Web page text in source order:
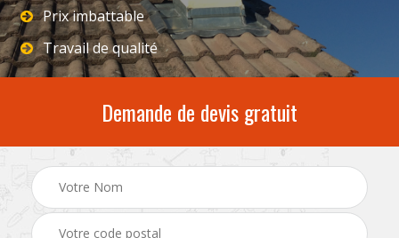
Prix imbattable
Travail de qualité
Demande de devis gratuit